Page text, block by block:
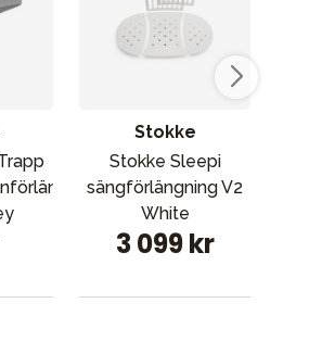
Stokke
Stokke Sleepi
sängförlängning V2
White
3 099 kr